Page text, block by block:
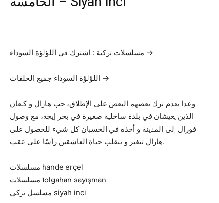
مسلسلات تركية : اشترك في اللؤلؤة السوداء →
اللؤلؤة السوداء جميع الحلقات →
وعدا بعدم ترك بعضهم البعض على الإطلاق، حب هازال و كنعان
الذين يعيشان في بلدة ساحلية صغيرة في بحر إيجه، مع وصول
فورال إلى المدينة و أخذه في الحسبان كل شيء للحصول على
هازال تتغير و تنقلب حياة العاشقين رأسًا على عقب.
مسلسلات hande erçel
مسلسلات tolgahan sayışman
مسلسل تركي siyah inci